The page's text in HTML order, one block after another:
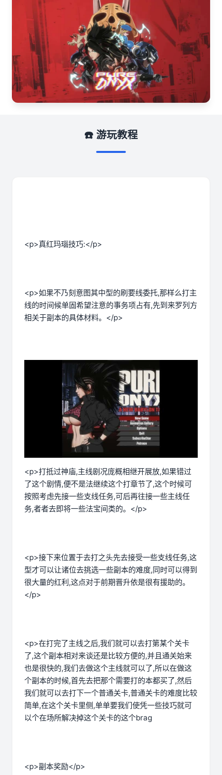
☎️ 游玩教程
<p>真红玛瑙技巧:</p>
<p>如果不乃刻意图其中型的刷要线委托,那样么打主
线的时间候单固希望注意的事务项占有,先到来罗列方
相关于副本的具体材料。</p>
<p>打抵过神庙,主线剧况庞概相继开展放,如果错过
了这个剧情,便不是法继续这个打章节了,这个时候可
按照考虑先接一些支线任务,可后再往接一些主线任
务,者者去即将一些法宝间类的。</p>
<p>接下来位置于去打之头先去接受一些支线任务,这
型才可以让诸位去挑选一些副本的难度,同时可以得到
很大量的红利,这点对于前期晋升依是很有援助的。
</p>
<p>在打完了主线之后,我们就可以去打第某个关卡
了,这个副本相对来谈还是比较方便的,并且通关始来
也是很快的,我们去做这个主线就可以了,所以在做这
个副本的时候,首先去把那个需要打的本都买了,然后
我们就可以去打下一个普通关卡,普通关卡的难度比较
简单,在这个关卡里侧,单单要我们使凭一些技巧就可
以个在场所解决掉这个关卡的这个brag
<p>副本奖励</p>